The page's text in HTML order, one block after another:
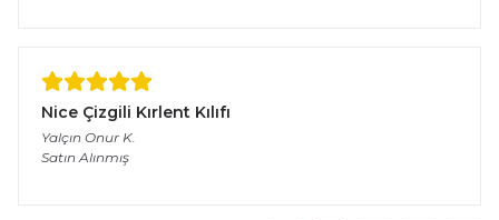
Nice Çizgili Kırlent Kılıfı
Yalçın Onur K.
Satın Alınmış